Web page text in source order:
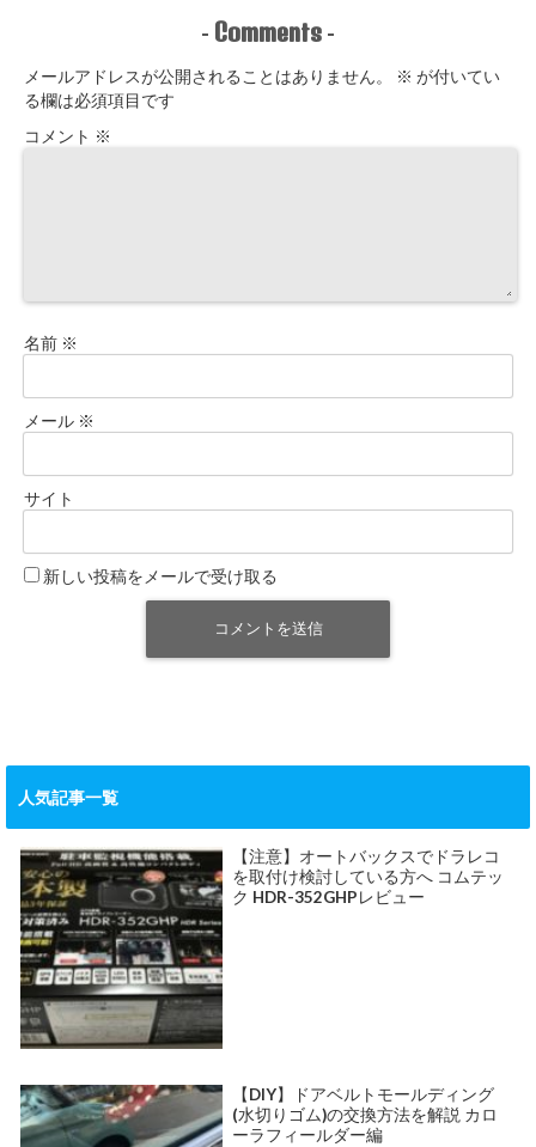
- Comments -
メールアドレスが公開されることはありません。 ※ が付いてい
る欄は必須項目です
コメント ※
名前 ※
メール ※
サイト
新しい投稿をメールで受け取る
人気記事一覧
【注意】オートバックスでドラレコ
を取付け検討している方へ コムテッ
ク HDR-352GHPレビュー
【DIY】ドアベルトモールディング
(水切りゴム)の交換方法を解説 カロ
ーラフィールダー編